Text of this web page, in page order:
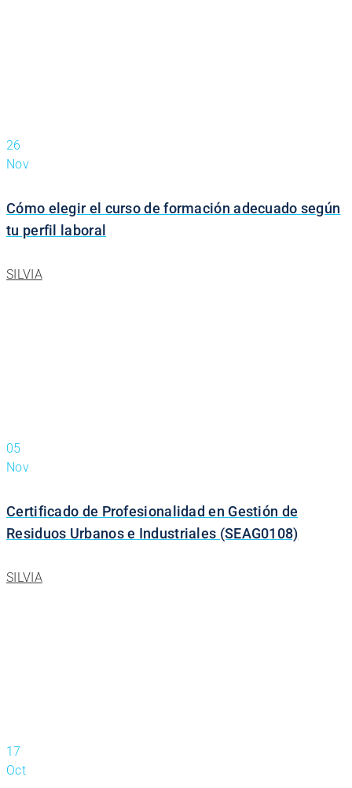
26
Nov
Cómo elegir el curso de formación adecuado según
tu perfil laboral
SILVIA
05
Nov
Certificado de Profesionalidad en Gestión de
Residuos Urbanos e Industriales (SEAG0108)
SILVIA
17
Oct